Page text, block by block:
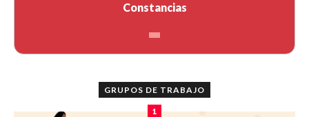
Constancias
GRUPOS DE TRABAJO
1